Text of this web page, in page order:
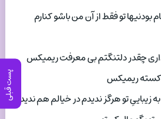
پست قبلی
بودنیها تو فقط از آن من باشو کنارم
چقدر دلتنگتم بی معرفت ریمیکس
کسته ریمیکس
تو هرگز ندیدم در خیالم هم ندیدم